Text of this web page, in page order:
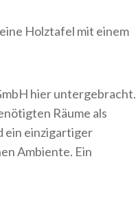
Holztafel mit einem
hier untergebracht.
Räume als
ein einzigartiger
Ambiente. Ein